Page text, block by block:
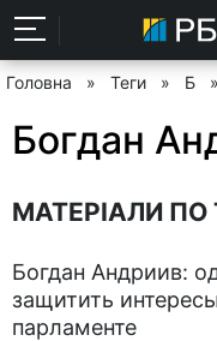
Головна » Теги » Б
Богдан
МАТЕРІАЛИ ПО
Богдан Андриив:
защитить
парламенте